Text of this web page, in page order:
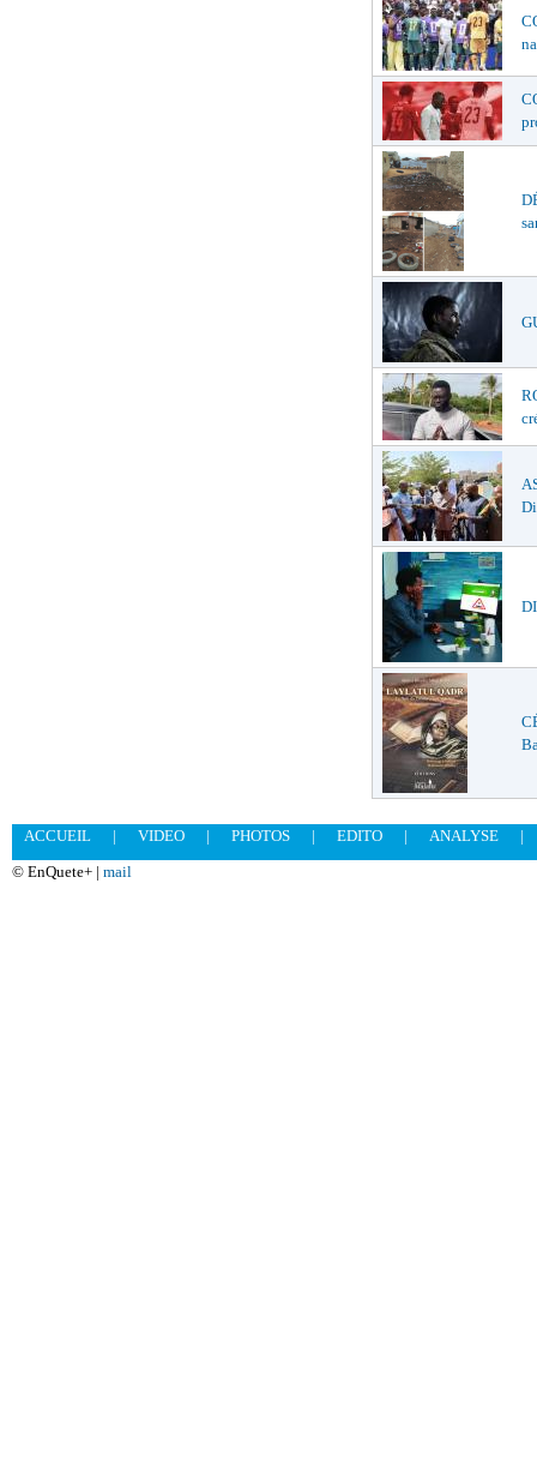
ACCUEIL | VIDEO | PHOTOS | EDITO | ANALYSE
|
© EnQuete+ | mail